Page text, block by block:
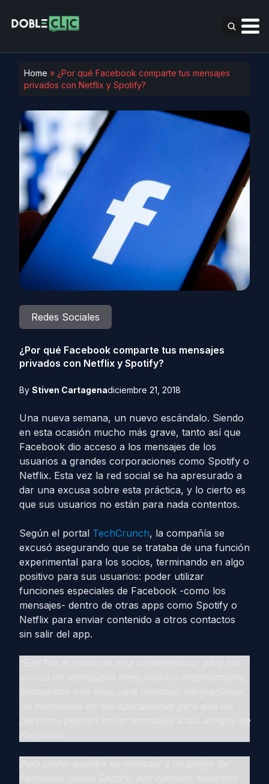
Home » ¿Por qué Facebook comparte tus mensajes
privados con Netflix y Spotify?
Redes Sociales
¿Por qué Facebook comparte tus mensajes
privados con Netflix y Spotify?
By Stiven Cartagenadiciembre 21, 2018
Una nueva semana, un nuevo escándalo. Siendo
en esta ocasión mucho más grave, tanto así que
Facebook dio acceso a los mensajes de los
usuarios a grandes corporaciones como Spotify o
Netflix. Esta vez la red social se ha apresurado a
dar una excusa sobre esta práctica, y lo cierto es
que sus usuarios no están para nada contentos.
Según el portal TechCrunch, la compañía se
excusó asegurando que se trataba de una función
experimental para los socios, terminando en algo
positivo para sus usuarios: poder utilizar
funciones especiales de Facebook -como los
mensajes- dentro de otras apps como Spotify o
Netflix para enviar contenido a otros contactos
sin salir del app.